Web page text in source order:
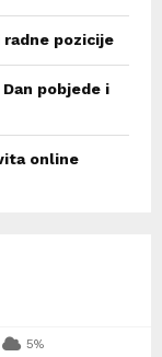
pozicije
pobjede i
online
5%